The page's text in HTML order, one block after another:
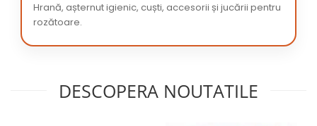
Hrană, așternut igienic, cuști, accesorii și jucării pentru
rozătoare.
DESCOPERA NOUTATILE